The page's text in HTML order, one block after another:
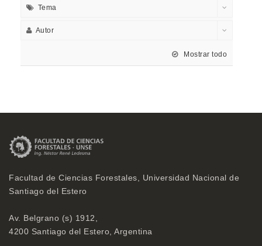
Tema
Autor
Mostrar todo
Facultad de Ciencias Forestales, Universidad Nacional de
Santiago del Estero
Av. Belgrano (s) 1912,
4200 Santiago del Estero, Argentina